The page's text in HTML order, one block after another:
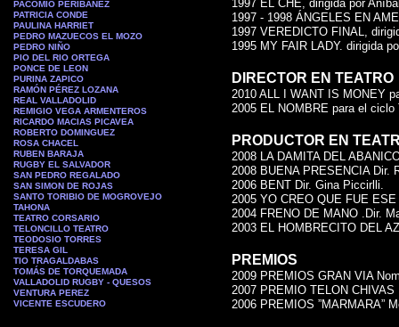
PACOMIO PERIBAÑEZ
PATRICIA CONDE
PAULINA HARRIET
PEDRO MAZUECOS EL MOZO
PEDRO NIÑO
PIO DEL RIO ORTEGA
PONCE DE LEON
PURINA ZAPICO
RAMÓN PÉREZ LOZANA
REAL VALLADOLID
REMIGIO VEGA ARMENTEROS
RICARDO MACIAS PICAVEA
ROBERTO DOMINGUEZ
ROSA CHACEL
RUBEN BARAJA
RUGBY EL SALVADOR
SAN PEDRO REGALADO
SAN SIMON DE ROJAS
SANTO TORIBIO DE MOGROVEJO
TAHONA
TEATRO CORSARIO
TELONCILLO TEATRO
TEODOSIO TORRES
TERESA GIL
TIO TRAGALDABAS
TOMÁS DE TORQUEMADA
VALLADOLID RUGBY - QUESOS
VENTURA PEREZ
VICENTE ESCUDERO
1997 EL CHE, dirigida por
1997 - 1998 ÁNGELES EN
1997 VEREDICTO FINAL,
1995 MY FAIR LADY. dirigida
DIRECTOR EN TEATRO
2010 ALL I WANT IS MONEY
2005 EL NOMBRE para el
PRODUCTOR EN
2008 LA DAMITA DEL
2008 BUENA PRESENCIA Dir.
2006 BENT Dir. Gina Piccirlli.
2005 YO CREO QUE FUE
2004 FRENO DE MANO .Dir.
2003 EL HOMBRECITO DEL
PREMIOS
2009 PREMIOS GRAN VIA
2007 PREMIO TELON CHIVAS
2006 PREMIOS ”MARMARA”